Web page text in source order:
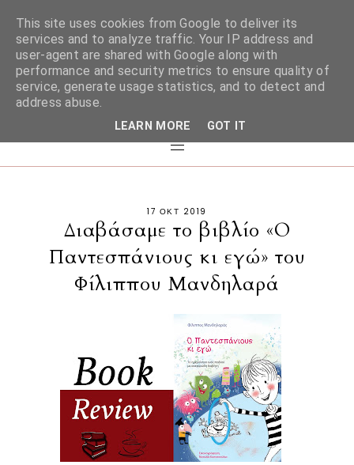
17 ΟΚΤ 2019
Διαβάσαμε το βιβλίο «Ο
Παντεσπάνιους κι εγώ» του
Φίλιππου Μανδηλαρά
This site uses cookies from Google to deliver its
services and to analyze traffic. Your IP address and
user-agent are shared with Google along with
performance and security metrics to ensure quality of
service, generate usage statistics, and to detect and
address abuse.
LEARN MORE GOT IT